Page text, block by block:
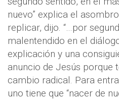
nuevo” explica el
replicar, dijo. “…por
malentendido en el
explicación y una
anuncio de Jesús porque
cambio radical. Para
uno tiene que “nacer de